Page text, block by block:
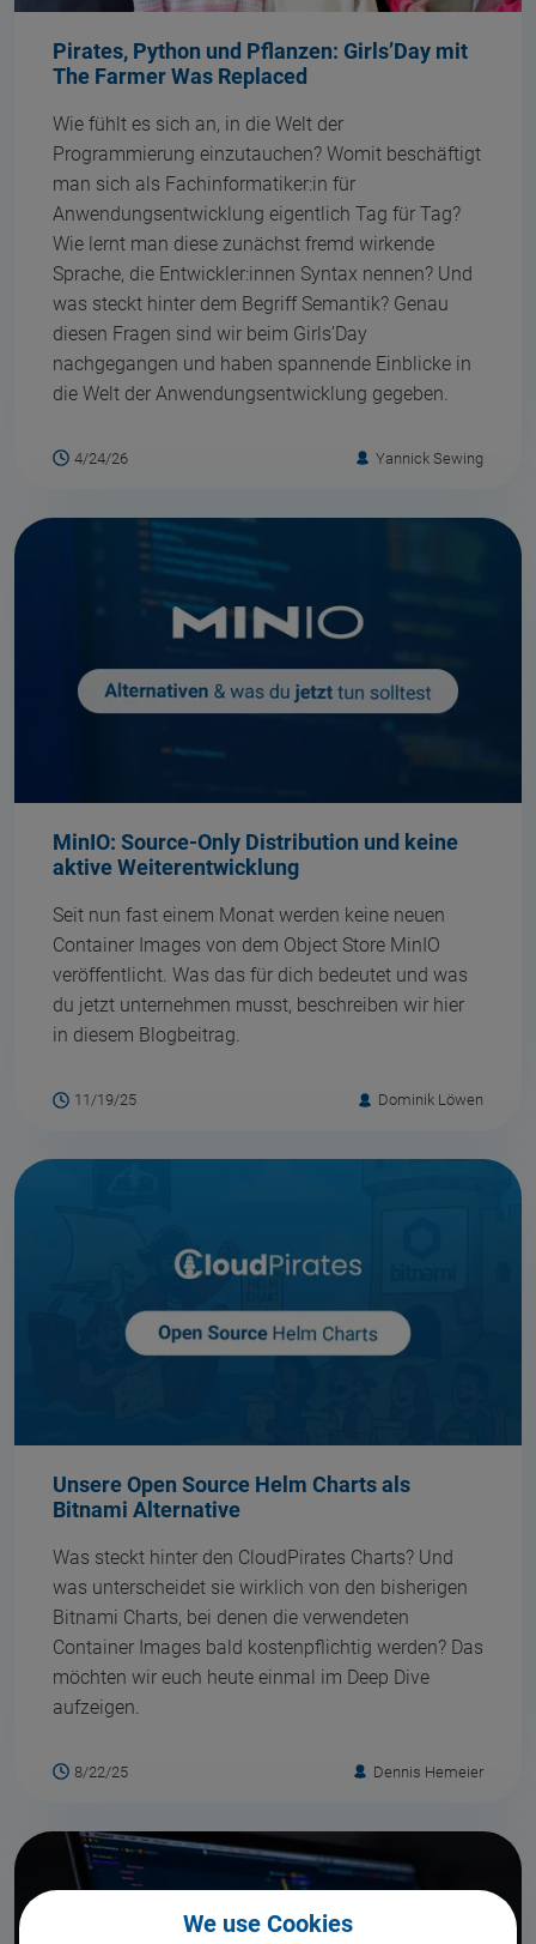
We use Cookies
Pirates, Python und Pflanzen: Girls’Day mit
The Farmer Was Replaced
Wie fühlt es sich an, in die Welt der
Programmierung einzutauchen? Womit beschäftigt
man sich als Fachinformatiker:in für
Anwendungsentwicklung eigentlich Tag für Tag?
Wie lernt man diese zunächst fremd wirkende
Sprache, die Entwickler:innen Syntax nennen? Und
was steckt hinter dem Begriff Semantik? Genau
diesen Fragen sind wir beim Girls’Day
nachgegangen und haben spannende Einblicke in
die Welt der Anwendungsentwicklung gegeben.
4/24/26 Yannick Sewing
MinIO: Source-Only Distribution und keine
aktive Weiterentwicklung
Seit nun fast einem Monat werden keine neuen
Container Images von dem Object Store MinIO
veröffentlicht. Was das für dich bedeutet und was
du jetzt unternehmen musst, beschreiben wir hier
in diesem Blogbeitrag.
11/19/25 Dominik Löwen
Unsere Open Source Helm Charts als
Bitnami Alternative
Was steckt hinter den CloudPirates Charts? Und
was unterscheidet sie wirklich von den bisherigen
Bitnami Charts, bei denen die verwendeten
Container Images bald kostenpflichtig werden? Das
möchten wir euch heute einmal im Deep Dive
aufzeigen.
8/22/25 Dennis Hemeier